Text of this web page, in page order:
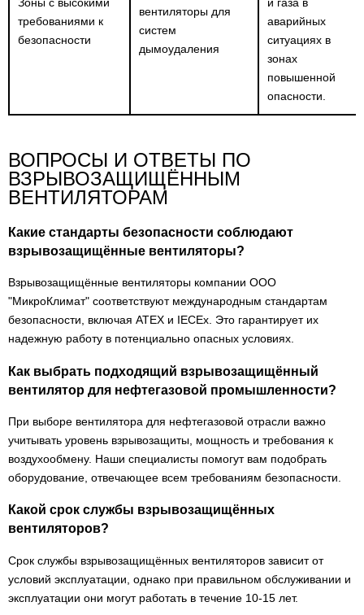
Зоны с высокими
требованиями к
безопасности
вентиляторы для
систем
дымоудаления
и газа в
аварийных
ситуациях в
зонах
повышенной
опасности.
ВОПРОСЫ И ОТВЕТЫ ПО
ВЗРЫВОЗАЩИЩЁННЫМ
ВЕНТИЛЯТОРАМ
Какие стандарты безопасности соблюдают
взрывозащищённые вентиляторы?
Взрывозащищённые вентиляторы компании ООО
"МикроКлимат" соответствуют международным стандартам
безопасности, включая ATEX и IECEx. Это гарантирует их
надежную работу в потенциально опасных условиях.
Как выбрать подходящий взрывозащищённый
вентилятор для нефтегазовой промышленности?
При выборе вентилятора для нефтегазовой отрасли важно
учитывать уровень взрывозащиты, мощность и требования к
воздухообмену. Наши специалисты помогут вам подобрать
оборудование, отвечающее всем требованиям безопасности.
Какой срок службы взрывозащищённых
вентиляторов?
Срок службы взрывозащищённых вентиляторов зависит от
условий эксплуатации, однако при правильном обслуживании и
эксплуатации они могут работать в течение 10-15 лет.